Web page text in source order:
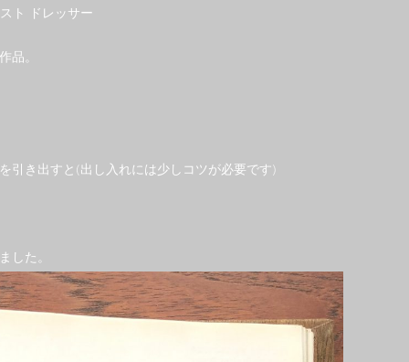
ト ドレッサー
品。
引き出すと(出し入れには少しコツが必要です)
した。